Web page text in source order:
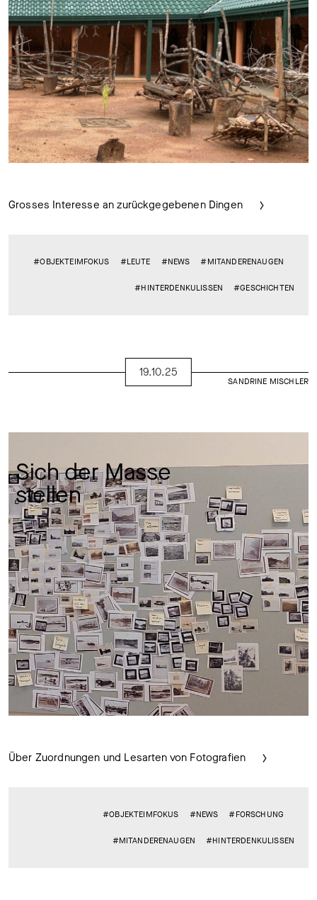
Grosses Interesse an zurückgegebenen Dingen
#OBJEKTEIMFOKUS #LEUTE #NEWS #MITANDERENAUGEN
#HINTERDENKULISSEN #GESCHICHTEN
SANDRINE MISCHLER
19.10.25
Sich der Masse
stellen
Über Zuordnungen und Lesarten von Fotografien
#OBJEKTEIMFOKUS #NEWS #FORSCHUNG
#MITANDERENAUGEN #HINTERDENKULISSEN